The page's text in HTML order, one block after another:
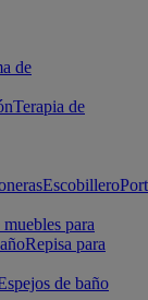
de
Terapia de
Escobillero
para
Repisa para
de baño